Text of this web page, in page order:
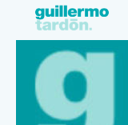
contenido